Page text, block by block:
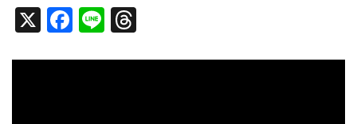
X Facebook
Line